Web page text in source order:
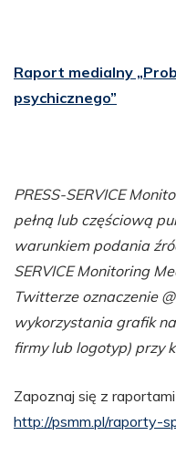
Raport medialny
psychicznego”
PRESS-SERVICE
pełną lub częściową
warunkiem podania
SERVICE Monitoring
Twitterze oznaczenie
wykorzystania grafik
firmy lub logotyp) przy
Zapoznaj się z
http://psmm.pl/raporty-